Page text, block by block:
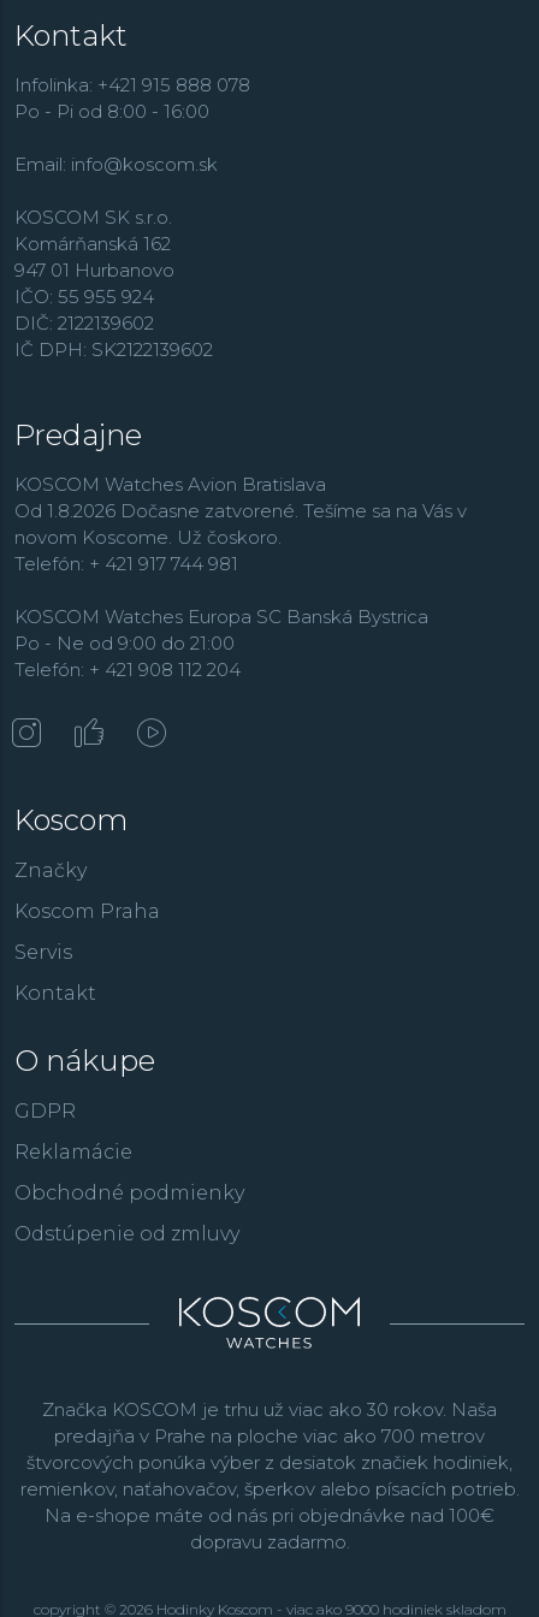
klasická rada obsahujúca aj množstvo analógových
Edifice, outdoorovéPro Trek
retro radVintage,alebo rádiom riadené modely
Kontakt
Infolinka: +421 915 888 078
Po - Pi od 8:00 - 16:00
Email: info@koscom.sk
KOSCOM SK s.r.o.
Komárňanská 162
947 01 Hurbanovo
IČO: 55 955 924
DIČ: 2122139602
IČ DPH: SK2122139602
Predajne
KOSCOM Watches Avion Bratislava
Od 1.8.2026 Dočasne zatvorené. Tešíme sa na Vás v
novom Koscome. Už čoskoro.
Telefón: + 421 917 744 981
KOSCOM Watches Europa SC Banská Bystrica
Po - Ne od 9:00 do 21:00
Telefón: + 421 908 112 204
Koscom
Značky
Koscom Praha
Servis
Kontakt
O nákupe
GDPR
Reklamácie
Obchodné podmienky
Odstúpenie od zmluvy
Značka KOSCOM je trhu už viac ako 30 rokov. Naša
predajňa v Prahe na ploche viac ako 700 metrov
štvorcových ponúka výber z desiatok značiek hodiniek,
remienkov, naťahovačov, šperkov alebo písacích potrieb.
Na e-shope máte od nás pri objednávke nad 100€
dopravu zadarmo.
copyright © 2026 Hodinky Koscom - viac ako 9000 hodiniek skladom